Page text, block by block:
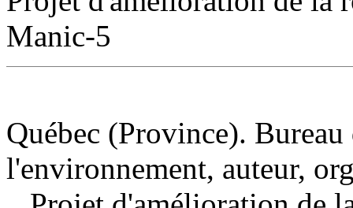
Manic-5
Québec (Province).
l'environnement, auteur,